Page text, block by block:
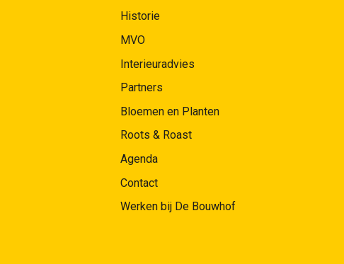
Historie
MVO
Interieuradvies
Partners
Bloemen en Planten
Roots & Roast
Agenda
Contact
Werken bij De Bouwhof